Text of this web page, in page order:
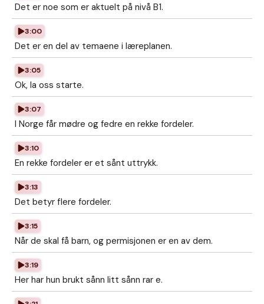
Det er noe som er aktuelt på nivå B1.
3:00
Det er en del av temaene i læreplanen.
3:05
Ok, la oss starte.
3:07
I Norge får mødre og fedre en rekke fordeler.
3:10
En rekke fordeler er et sånt uttrykk.
3:13
Det betyr flere fordeler.
3:15
Når de skal få barn, og permisjonen er en av dem.
3:19
Her har hun brukt sånn litt sånn rar e.